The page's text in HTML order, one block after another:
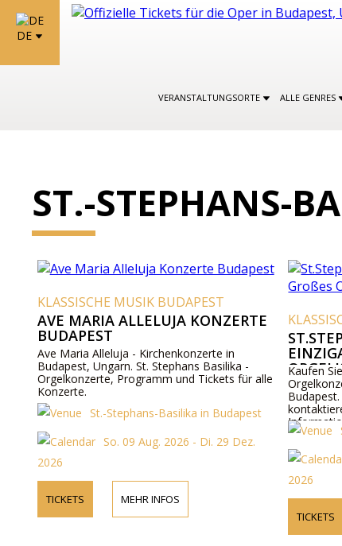
DE
VERANSTALTUNGSORTE ALLE GENRES
ST.-STEPHANS-
KLASSISCHE MUSIK BUDAPEST
AVE MARIA ALLELUJA KONZERTE
BUDAPEST
Ave Maria Alleluja - Kirchenkonzerte in
Budapest, Ungarn. St. Stephans Basilika -
Orgelkonzerte, Programm und Tickets für alle
Konzerte.
St.-Stephans-Basilika in Budapest
So. 09 Aug. 2026 - Di. 29 Dez.
2026
TICKETS MEHR INFOS
Kaufen
2026
TICKETS